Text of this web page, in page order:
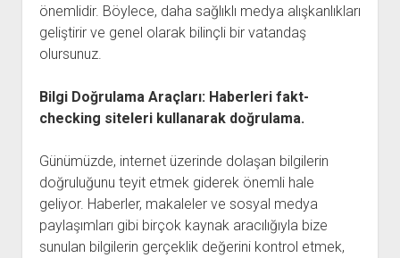
önemlidir. Böylece, daha sağlıklı medya alışkanlıkları
geliştirir ve genel olarak bilinçli bir vatandaş
olursunuz.
Bilgi Doğrulama Araçları: Haberleri fakt-
checking siteleri kullanarak doğrulama.
Günümüzde, internet üzerinde dolaşan bilgilerin
doğruluğunu teyit etmek giderek önemli hale
geliyor. Haberler, makaleler ve sosyal medya
paylaşımları gibi birçok kaynak aracılığıyla bize
sunulan bilgilerin gerçeklik değerini kontrol etmek,